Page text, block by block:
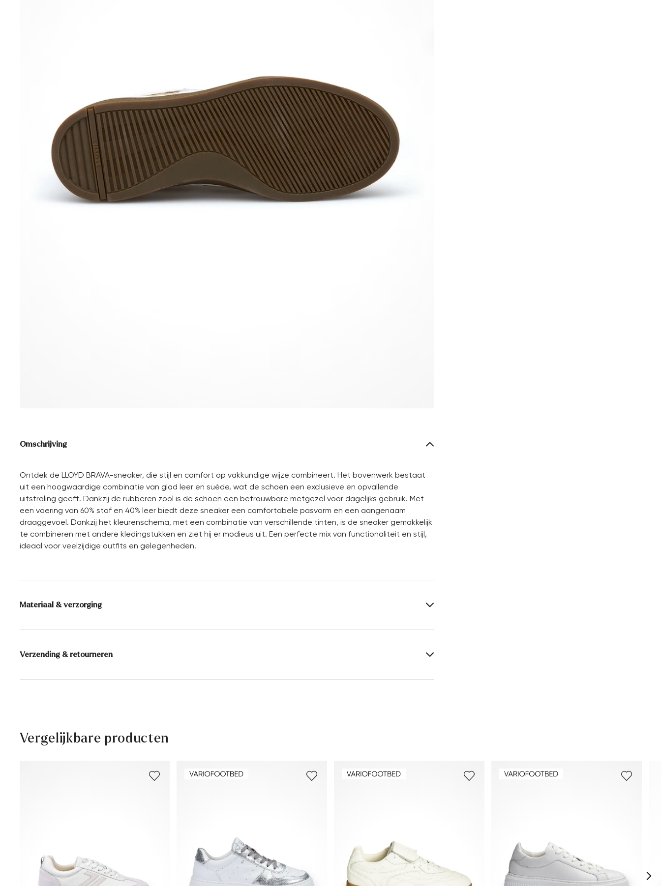
Omschrijving
Ontdek de LLOYD BRAVA-sneaker, die stijl en comfort op vakkundige wijze combineert. Het bovenwerk bestaat
uit een hoogwaardige combinatie van glad leer en suède, wat de schoen een exclusieve en opvallende
uitstraling geeft. Dankzij de rubberen zool is de schoen een betrouwbare metgezel voor dagelijks gebruik. Met
een voering van 60% stof en 40% leer biedt deze sneaker een comfortabele pasvorm en een aangenaam
draaggevoel. Dankzij het kleurenschema, met een combinatie van verschillende tinten, is de sneaker gemakkelijk
te combineren met andere kledingstukken en ziet hij er modieus uit. Een perfecte mix van functionaliteit en stijl,
ideaal voor veelzijdige outfits en gelegenheden.
Materiaal & verzorging
Productieschaal: EU-maten Bovenwerk: Glad leer Rauleder
Verzending & retourneren
Levertijd 2 - 5 dagen met BPost
Meer informatie over dit onderwerp vindt u in het
Vergelijkbare producten